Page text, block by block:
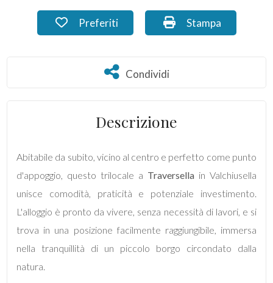
Preferiti: Cod. MI_39.3
Preferiti Stampa: Cod.
Stampa
Condividi
Condividi
Descrizione
Abitabile da subito, vicino al centro e perfetto come punto
d'appoggio, questo trilocale a Traversellain Valchiusella
unisce comodità, praticità e potenziale investimento.
L'alloggio è pronto da vivere, senza necessità di lavori, e si
trova in una posizione facilmente raggiungibile, immersa
nella tranquillità di un piccolo borgo circondato dalla
natura.
Totale
mq